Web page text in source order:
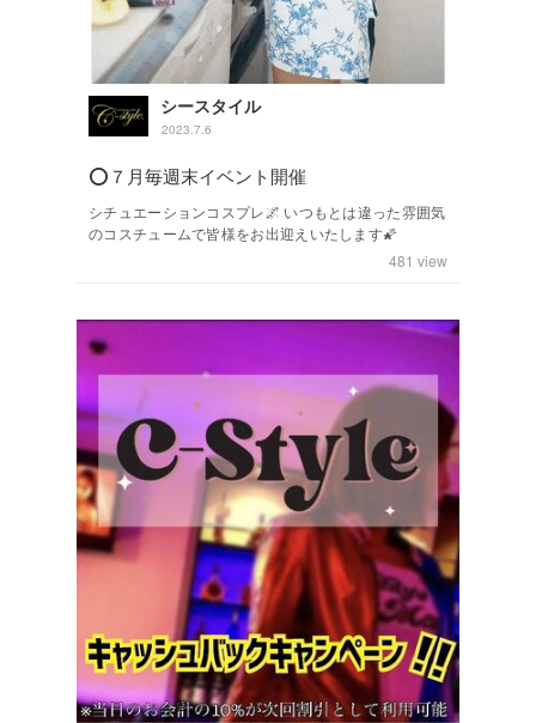
シースタイル
2023.7.6
⭕️７月毎週末イベント開催
シチュエーションコスプレ🌌 いつもとは違った雰囲気
のコスチュームで皆様をお出迎えいたします🌠
481 view